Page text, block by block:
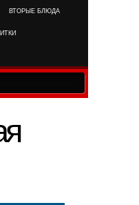
ВТОРЫЕ БЛЮДА